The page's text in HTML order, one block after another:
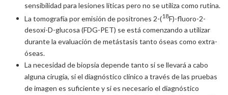
sensibilidad para lesiones líticas pero no se utiliza como rutina.
La tomografía por emisión de positrones 2-(18F)-fluoro-2-
desoxi-D-glucosa (FDG-PET) se está comenzando a utilizar
durante la evaluación de metástasis tanto óseas como extra-
óseas.
La necesidad de biopsia depende tanto si se llevará a cabo
alguna cirugía, si el diagnóstico clínico a través de las pruebas
de imagen es suficiente y si es necesario el diagnóstico